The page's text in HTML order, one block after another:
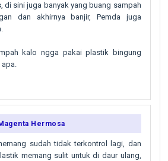
di sini juga banyak yang buang sampah
dan akhirnya banjir, Pemda juga
kalo ngga pakai plastik bingung
apa.
Hermosa
sudah tidak terkontrol lagi, dan
memang sulit untuk di daur ulang,